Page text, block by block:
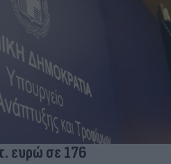
ευρώ σε 176